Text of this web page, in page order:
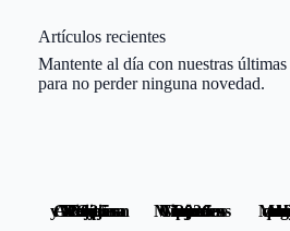
Artículos recientes
Mantente al día con nuestras
para no perder ninguna novedad.
Los 5 Mejores Relojes GPS para Aventura y Viajes en 2026 Las 5 Mejores Cámaras Mirrorless para Viajes en 2026 Molina de Aragón: guía